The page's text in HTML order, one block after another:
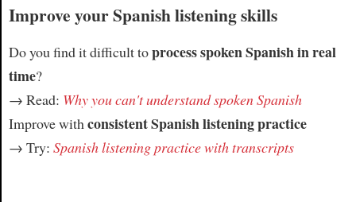
Improve your Spanish listening skills
Do you find it difficult toprocess spoken Spanish in real
time?
→ Read: Why you can't understand spoken Spanish
Improve with consistent Spanish listening practice
→ Try: Spanish listening practice with transcripts